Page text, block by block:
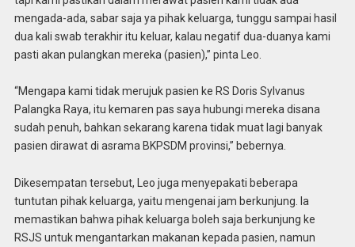
mengada-ada, sabar saja ya pihak keluarga, tunggu sampai hasil
dua kali swab terakhir itu keluar, kalau negatif dua-duanya kami
pasti akan pulangkan mereka (pasien),” pinta Leo.
“Mengapa kami tidak merujuk pasien ke RS Doris Sylvanus
Palangka Raya, itu kemaren pas saya hubungi mereka disana
sudah penuh, bahkan sekarang karena tidak muat lagi banyak
pasien dirawat di asrama BKPSDM provinsi,” bebernya.
Dikesempatan tersebut, Leo juga menyepakati beberapa
tuntutan pihak keluarga, yaitu mengenai jam berkunjung. Ia
memastikan bahwa pihak keluarga boleh saja berkunjung ke
RSJS untuk mengantarkan makanan kepada pasien, namun